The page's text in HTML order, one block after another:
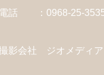
電話 ：0968-25-
影会社 ジオメディア